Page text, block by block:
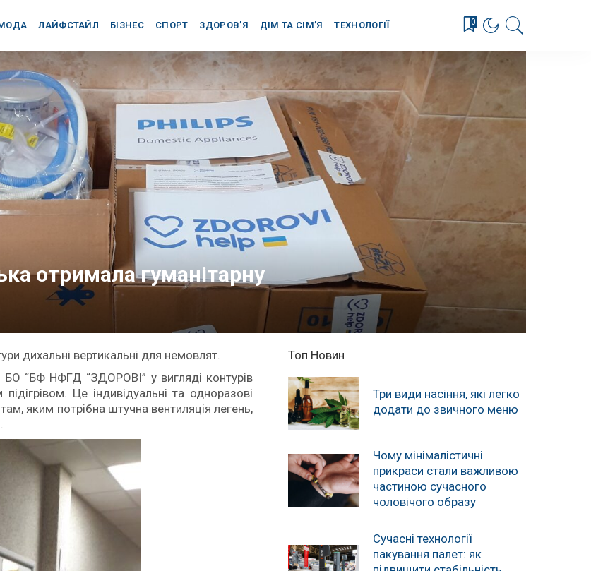
ЛАЙФСТАЙЛ БІЗНЕС СПОРТ ЗДОРОВ’Я ДІМ ТА СІМ’Я ТЕХНОЛОГІЇ 0
отримала гуманітарну
дихальні вертикальні для немовлят.
“БФ НФГД “ЗДОРОВІ” у вигляді контурів
Це індивідуальні та одноразові
яким потрібна штучна вентиляція легень,
Топ Новин
Три види насіння, які легко
додати до звичного меню
Чому мінімалістичні
прикраси стали важливою
частиною сучасного
чоловічого образу
Сучасні технології
пакування палет: як